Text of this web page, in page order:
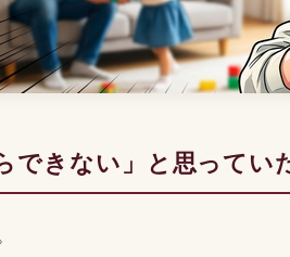
できない」と思って